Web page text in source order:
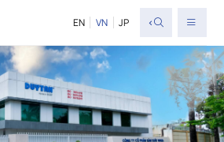
EN VN JP <